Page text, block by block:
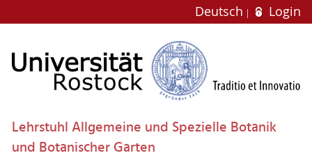
Deutsch Login
Lehrstuhl Allgemeine und Spezielle Botanik
und Botanischer Garten